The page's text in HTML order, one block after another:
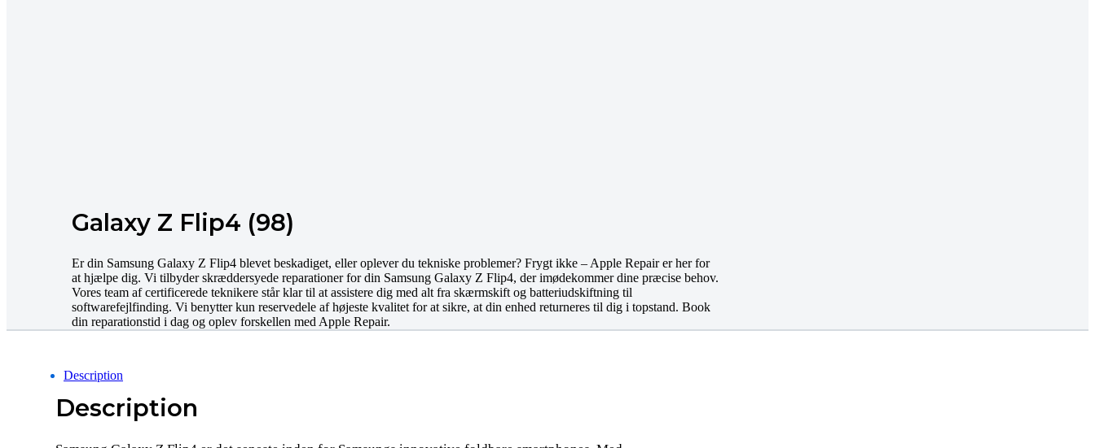
Galaxy Z Flip4 (98)
Er din Samsung Galaxy Z Flip4 blevet beskadiget, eller oplever du tekniske problemer? Frygt ikke – Apple Repair er her for
at hjælpe dig. Vi tilbyder skræddersyede reparationer for din Samsung Galaxy Z Flip4, der imødekommer dine præcise behov.
Vores team af certificerede teknikere står klar til at assistere dig med alt fra skærmskift og batteriudskiftning til
softwarefejlfinding. Vi benytter kun reservedele af højeste kvalitet for at sikre, at din enhed returneres til dig i topstand. Book
din reparationstid i dag og oplev forskellen med Apple Repair.
Description
Description